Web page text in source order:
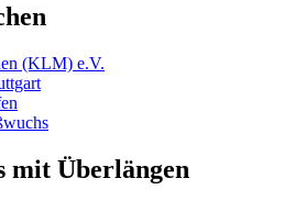
(KLM) e.V.
mit Überlängen